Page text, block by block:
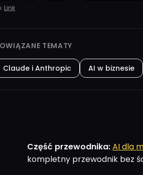
Link
TEMATY
Claude i Anthropic AI w biznesie
Część przewodnika:AI dla
kompletny przewodnik bez